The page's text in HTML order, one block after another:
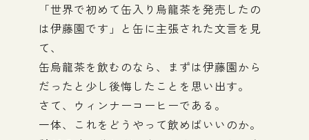
「世界で初めて缶入り烏龍茶を発売したの
は伊藤園です」と缶に主張された文言を見
て、
缶烏龍茶を飲むのなら、まずは伊藤園から
だったと少し後悔したことを思い出す。
さて、ウィンナーコーヒーである。
一体、これをどうやって飲めばいいのか。